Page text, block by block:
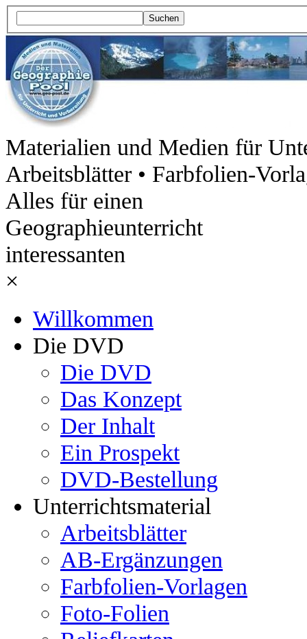
Suchen
Materialien und Medien für
Arbeitsblätter • Farbfolien-
Alles für einen
Geographieunterricht
interessanten
×
Willkommen
Die DVD
Die DVD
Das Konzept
Der Inhalt
Ein Prospekt
DVD-Bestellung
Unterrichtsmaterial
Arbeitsblätter
AB-Ergänzungen
Farbfolien-Vorlagen
Foto-Folien